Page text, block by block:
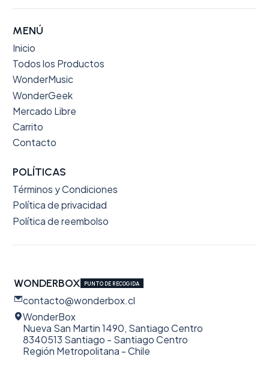
MENÚ
Inicio
Todos los Productos
WonderMusic
WonderGeek
Mercado Libre
Carrito
Contacto
POLÍTICAS
Términos y Condiciones
Política de privacidad
Política de reembolso
WONDERBOX PUNTO DE RECOGIDA
contacto@wonderbox.cl
WonderBox
Nueva San Martin 1490, Santiago Centro
8340513 Santiago - Santiago Centro
Región Metropolitana - Chile